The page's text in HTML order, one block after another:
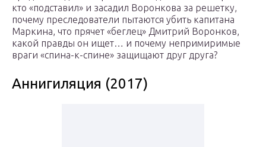
кто «подставил» и засадил Воронкова за решетку,
почему преследователи пытаются убить капитана
Маркина, что прячет «беглец» Дмитрий Воронков,
какой правды он ищет… и почему непримиримые
враги «спина-к-спине» защищают друг друга?
Аннигиляция (2017)